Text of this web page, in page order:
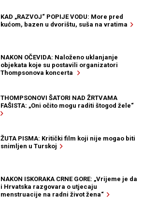
KAD „RAZVOJ“ POPIJE VODU: More pred
kućom, bazen u dvorištu, suša na vratima
NAKON OČEVIDA: Naloženo uklanjanje
objekata koje su postavili organizatori
Thompsonova koncerta
THOMPSONOVI ŠATORI NAD ŽRTVAMA
FAŠISTA: „Oni očito mogu raditi štogod žele“
ŽUTA PISMA: Kritički film koji nije mogao biti
snimljen u Turskoj
NAKON ISKORAKA CRNE GORE: „Vrijeme je da
i Hrvatska razgovara o utjecaju
menstruacije na radni život žena“